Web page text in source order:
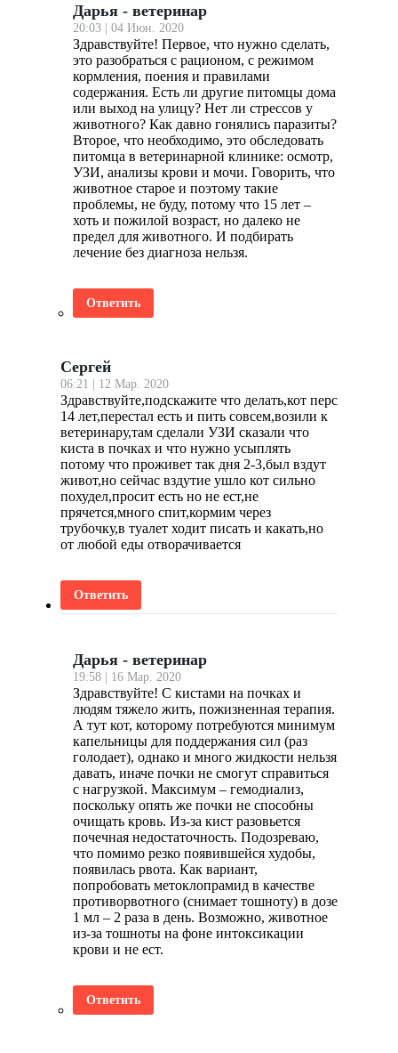
Дарья - ветеринар
20:03 | 04 Июн. 2020
Здравствуйте! Первое, что нужно сделать,
это разобраться с рационом, с режимом
кормления, поения и правилами
содержания. Есть ли другие питомцы дома
или выход на улицу? Нет ли стрессов у
животного? Как давно гонялись паразиты?
Второе, что необходимо, это обследовать
питомца в ветеринарной клинике: осмотр,
УЗИ, анализы крови и мочи. Говорить, что
животное старое и поэтому такие
проблемы, не буду, потому что 15 лет –
хоть и пожилой возраст, но далеко не
предел для животного. И подбирать
лечение без диагноза нельзя.
Ответить
Сергей
06:21 | 12 Мар. 2020
Здравствуйте,подскажите что делать,кот перс
14 лет,перестал есть и пить совсем,возили к
ветеринару,там сделали УЗИ сказали что
киста в почках и что нужно усыплять
потому что проживет так дня 2-3,был вздут
живот,но сейчас вздутие ушло кот сильно
похудел,просит есть но не ест,не
прячется,много спит,кормим через
трубочку,в туалет ходит писать и какать,но
от любой еды отворачивается
Ответить
Дарья - ветеринар
19:58 | 16 Мар. 2020
Здравствуйте! С кистами на почках и
людям тяжело жить, пожизненная терапия.
А тут кот, которому потребуются минимум
капельницы для поддержания сил (раз
голодает), однако и много жидкости нельзя
давать, иначе почки не смогут справиться
с нагрузкой. Максимум – гемодиализ,
поскольку опять же почки не способны
очищать кровь. Из-за кист разовьется
почечная недостаточность. Подозреваю,
что помимо резко появившейся худобы,
появилась рвота. Как вариант,
попробовать метоклопрамид в качестве
противорвотного (снимает тошноту) в дозе
1 мл – 2 раза в день. Возможно, животное
из-за тошноты на фоне интоксикации
крови и не ест.
Ответить